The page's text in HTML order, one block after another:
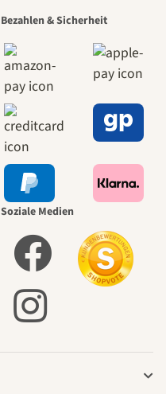
Bezahlen & Sicherheit
Soziale Medien